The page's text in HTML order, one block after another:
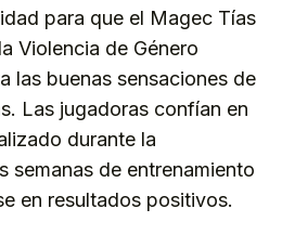
para que el Magec Tías
Violencia de Género
las buenas sensaciones de
Las jugadoras confían en
durante la
semanas de entrenamiento
en resultados positivos.